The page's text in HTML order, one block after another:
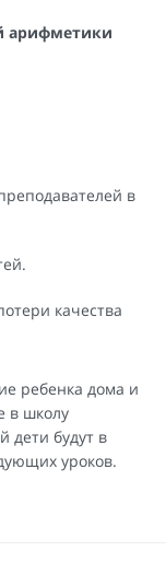
арифметики
в
качества
ребенка дома и
в школу
дети будут в
уроков.